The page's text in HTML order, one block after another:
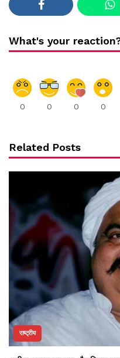
What's your
0 0 0 0
Related Posts
राष्ट्रीय